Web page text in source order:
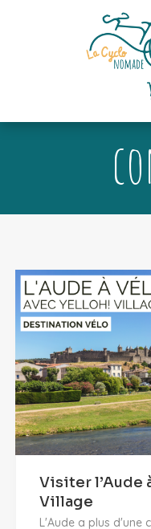
Visiter l’Aude
Village
L'Aude a plus d'une